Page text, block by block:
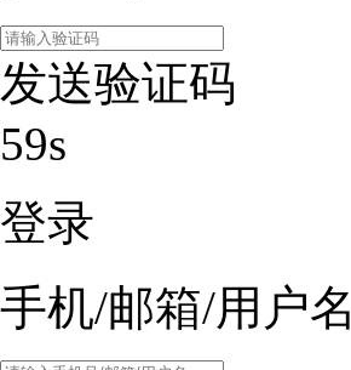
发送验证码
59s
登录
手机/邮箱/用户名